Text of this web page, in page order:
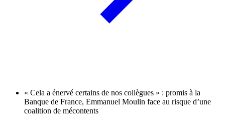
« Cela a énervé certains de nos collègues » : promis à la
Banque de France, Emmanuel Moulin face au risque d’une
coalition de mécontents